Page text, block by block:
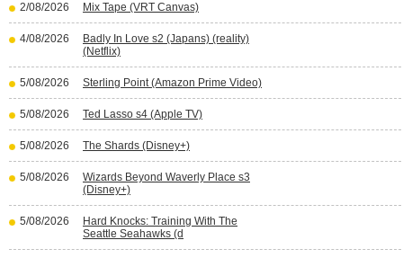
2/08/2026 Mix Tape (VRT Canvas)
4/08/2026
Badly In Love s2 (Japans) (reality)
(Netflix)
5/08/2026 Sterling Point (Amazon Prime Video)
5/08/2026 Ted Lasso s4 (Apple TV)
5/08/2026 The Shards (Disney+)
5/08/2026
Wizards Beyond Waverly Place s3
(Disney+)
5/08/2026
Hard Knocks: Training With The
Seattle Seahawks (d